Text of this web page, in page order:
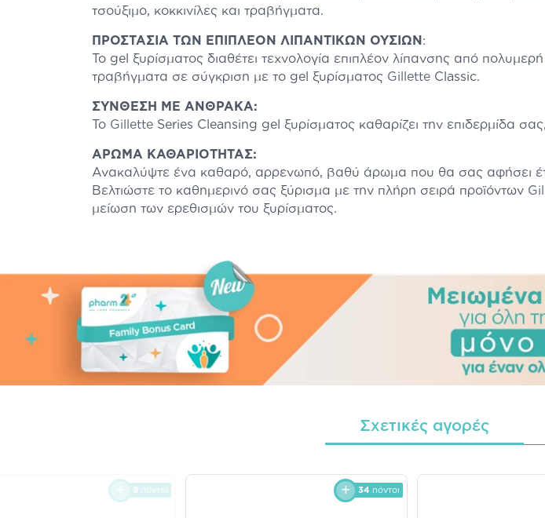
τσούξιμο, κοκκινίλες και τραβήγματα.
ΠΡΟΣΤΑΣΙΑ ΤΩΝ ΕΠΙΠΛΕΟΝ ΛΙΠΑΝΤΙΚΩΝ ΟΥΣΙΩΝ :
Το gel ξυρίσματος διαθέτει τεχνολογία επιπλέον λίπανσης από
τραβήγματα σε σύγκριση με το gel ξυρίσματος Gillette Classic.
ΣΥΝΘΕΣΗ ΜΕ ΑΝΘΡΑΚΑ:
Το Gillette Series Cleansing gel ξυρίσματος καθαρίζει την επιδερμίδα
ΑΡΩΜΑ ΚΑΘΑΡΙΟΤΗΤΑΣ:
Ανακαλύψτε ένα καθαρό, αρρενωπό, βαθύ άρωμα που θα σας αφήσει
Βελτιώστε το καθημερινό σας ξύρισμα με την πλήρη σειρά προϊόντων
μείωση των ερεθισμών του ξυρίσματος.
Σχετικές αγορές
9 πόντοι 34 πόντοι